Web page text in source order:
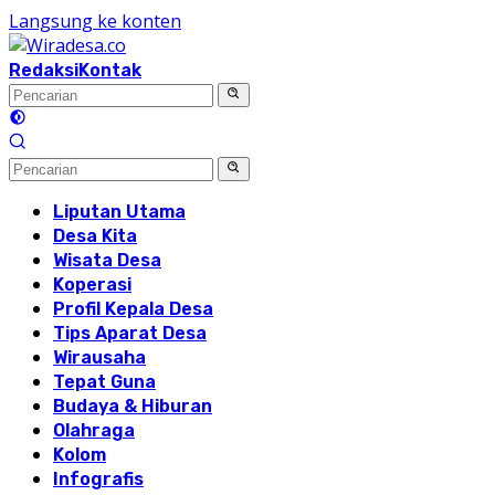
Langsung ke konten
RedaksiKontak
Liputan Utama
Desa Kita
Wisata Desa
Koperasi
Profil Kepala Desa
Tips Aparat Desa
Wirausaha
Tepat Guna
Budaya & Hiburan
Olahraga
Kolom
Infografis